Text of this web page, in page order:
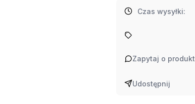
Czas wysyłki:
Zapytaj o produkt
Udostępnij